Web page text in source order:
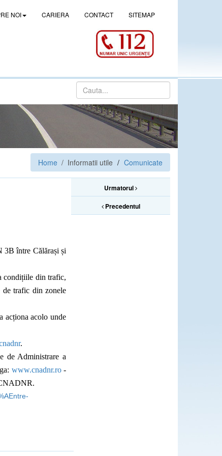
NOI CARIERA CONTACT SITEMAP
Home / Informatii utile Comunicate
Urmatorul
Precedentul
3B între Călărași și
condițiile din trafic,
de trafic din zonele
acționa acolo unde
.
de Administrare a
www.cnadnr.ro-